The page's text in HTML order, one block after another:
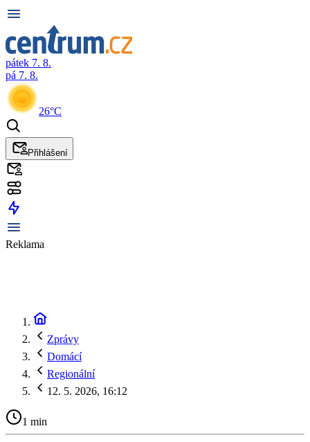
pátek 7. 8.
pá 7. 8.
26°C
Přihlášení
Reklama
Zprávy
Domácí
Regionální
12. 5. 2026, 16:12
1 min